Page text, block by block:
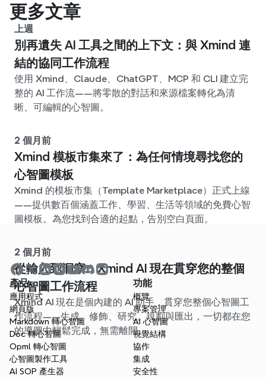
更多文章
上週
別再遺失 AI 工具之間的上下文：與 Xmind 連
結的協同工作流程
使用 Xmind、Claude、ChatGPT、MCP 和 CLI 建立完
整的 AI 工作流——將零散的對話和來源檔案轉化為清
晰、可編輯的心智圖。
2 個月前
Xmind 模板市集來了：為任何情境尋找您的
心智圖模板
Xmind 的模板市集（Template Marketplace）正式上線
——提供數百個涵蓋工作、學習、生活等領域的免費心智
圖模板。為您找到合適的起點，告別空白頁面。
2 個月前
從輸入到洞察：Xmind AI 現在貫穿您的整個
心智圖工作流程
Xmind AI 現在是個內建的 AI 助手，貫穿您整個心智圖工
作流程——生成、修飾、研究、規劃與匯出，一切都在您
的導圖中輕鬆完成，無需離開。
產品
應用程式
網頁版
Markdown 轉心智圖
Doc 轉心智圖
Opml 轉心智圖
心智圖製作工具
AI SOP 產生器
功能
概覽
專案管理
AI 心智圖
視覺結構
協作
集成
安全性